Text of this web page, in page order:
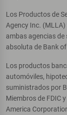
Los Productos de
Agency Inc.
ambas agencias
absoluta de Bank
Los productos
automóviles,
suministrados por
Miembros de FDIC
America